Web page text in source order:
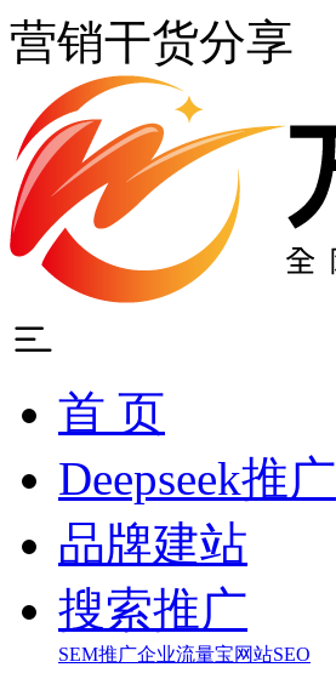
营销干货分享
首 页
Deepseek推广
品牌建站
搜索推广
SEM推广企业流量宝网站SEO